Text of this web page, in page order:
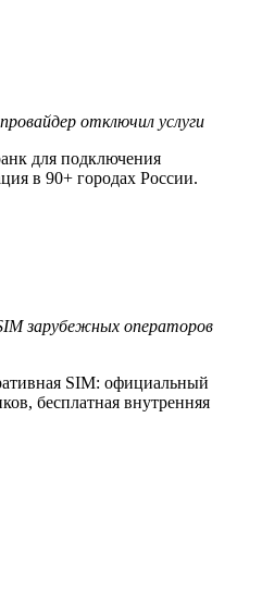
отключил услуги
для подключения
в 90+ городах России.
зарубежных операторов
SIM: официальный
бесплатная внутренняя